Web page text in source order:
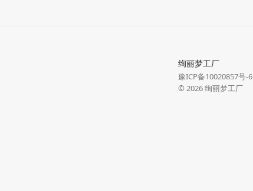
绚丽梦工厂
豫ICP备10020857号-6
© 2026绚丽梦工厂